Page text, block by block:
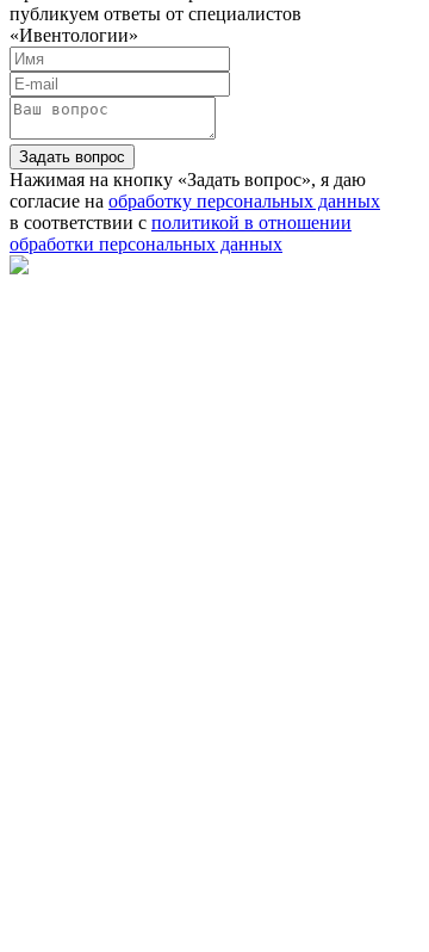
публикуем ответы от специалистов
«Ивентологии»
Задать вопрос
Нажимая на кнопку «Задать вопрос», я даю
согласие на обработку персональных данных
в соответствии с политикой в отношении
обработки персональных данных